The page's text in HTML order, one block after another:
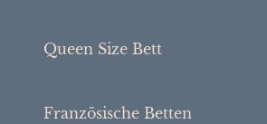
Queen Size Bett
Französische Betten